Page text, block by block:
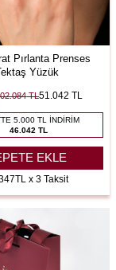
Pırlanta Prenses
Yüzük
TL51.042 TL
5.000 TL İNDIRIM
46.042 TL
EKLE
x 3 Taksit